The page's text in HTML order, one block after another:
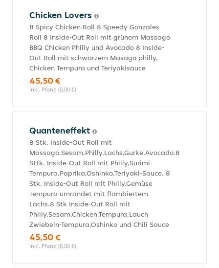
Chicken Lovers
8 Spicy Chicken Roll 8 Speedy Gonzales
Roll 8 Inside-Out Roll mit grünem Massago
BBQ Chicken Philly und Avocado 8 Inside-
Out Roll mit schwarzem Masago philly,
Chicken Tempura und Teriyakisauce
45,50 €
inkl. Pfand (0,00 €)
Quanteneffekt
8 Stk. Inside-Out Roll mit
Massago,Sesam,Philly,Lachs,Gurke,Avocado.8
Sttk. Inside-Out Roll mit Philly,Surimi-
Tempura,Paprika,Oshinko,Teriyaki-Sauce. 8
Stk. Inside-Out Roll mit Philly,Gemüse
Tempura umrandet mit flambiertem
Lachs.8 Stk Inside-Out Roll mit
Philly,Sesam,Chicken.Tempura,Lauch
Zwiebeln-Tempura,Oshinko und Chili Sauce
45,50 €
inkl. Pfand (0,00 €)